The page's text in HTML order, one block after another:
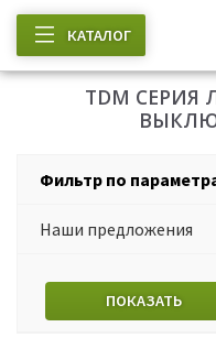
КАТАЛОГ
TDM СЕРИЯ
Фильтр по
Наши предложения
ПОКАЗАТЬ